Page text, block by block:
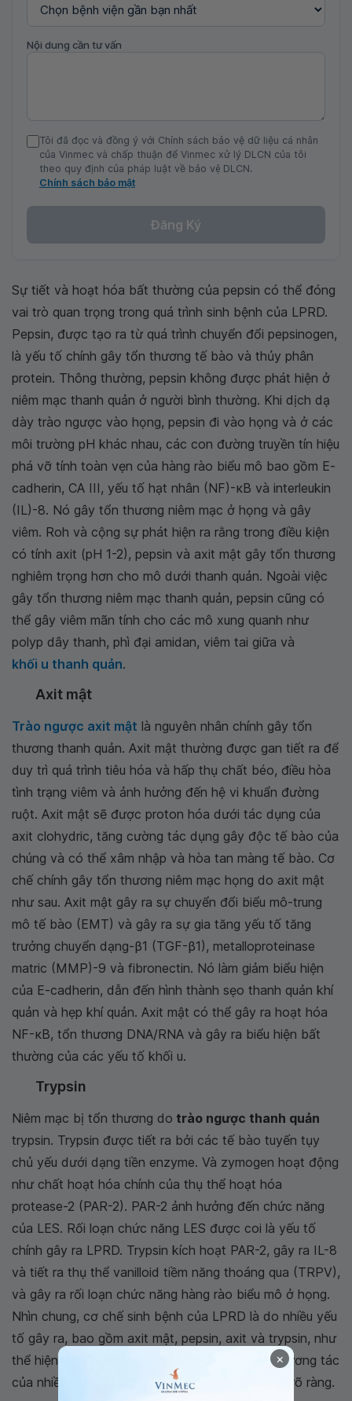
Nội dung cần tư vấn
Tôi đã đọc và đồng ý với Chính sách bảo vệ dữ liệu cá nhân
của Vinmec và chấp thuận để Vinmec xử lý DLCN của tôi
theo quy định của pháp luật về bảo vệ DLCN.
Chính sách bảo mật
Đăng Ký
Sự tiết và hoạt hóa bất thường của pepsin có thể đóng
vai trò quan trọng trong quá trình sinh bệnh của LPRD.
Pepsin, được tạo ra từ quá trình chuyển đổi pepsinogen,
là yếu tố chính gây tổn thương tế bào và thủy phân
protein. Thông thường, pepsin không được phát hiện ở
niêm mạc thanh quản ở người bình thường. Khi dịch dạ
dày trào ngược vào họng, pepsin đi vào họng và ở các
môi trường pH khác nhau, các con đường truyền tín hiệu
phá vỡ tính toàn vẹn của hàng rào biểu mô bao gồm E-
cadherin, CA III, yếu tố hạt nhân (NF)-κB và interleukin
(IL)-8. Nó gây tổn thương niêm mạc ở họng và gây
viêm. Roh và cộng sự phát hiện ra rằng trong điều kiện
có tính axit (pH 1-2), pepsin và axit mật gây tổn thương
nghiêm trọng hơn cho mô dưới thanh quản. Ngoài việc
gây tổn thương niêm mạc thanh quản, pepsin cũng có
thể gây viêm mãn tính cho các mô xung quanh như
polyp dây thanh, phì đại amidan, viêm tai giữa và
khối u thanh quản.
Axit mật
Trào ngược axit mật là nguyên nhân chính gây tổn
thương thanh quản. Axit mật thường được gan tiết ra để
duy trì quá trình tiêu hóa và hấp thụ chất béo, điều hòa
tình trạng viêm và ảnh hưởng đến hệ vi khuẩn đường
ruột. Axit mật sẽ được proton hóa dưới tác dụng của
axit clohydric, tăng cường tác dụng gây độc tế bào của
chúng và có thể xâm nhập và hòa tan màng tế bào. Cơ
chế chính gây tổn thương niêm mạc họng do axit mật
như sau. Axit mật gây ra sự chuyển đổi biểu mô-trung
mô tế bào (EMT) và gây ra sự gia tăng yếu tố tăng
trưởng chuyển dạng-β1 (TGF-β1), metalloproteinase
matric (MMP)-9 và fibronectin. Nó làm giảm biểu hiện
của E-cadherin, dẫn đến hình thành sẹo thanh quản khí
quản và hẹp khí quản. Axit mật có thể gây ra hoạt hóa
NF-κB, tổn thương DNA/RNA và gây ra biểu hiện bất
thường của các yếu tố khối u.
Trypsin
Niêm mạc bị tổn thương do trào ngược thanh quản
trypsin. Trypsin được tiết ra bởi các tế bào tuyến tụy
chủ yếu dưới dạng tiền enzyme. Và zymogen hoạt động
như chất hoạt hóa chính của thụ thể hoạt hóa
protease-2 (PAR-2). PAR-2 ảnh hưởng đến chức năng
của LES. Rối loạn chức năng LES được coi là yếu tố
chính gây ra LPRD. Trypsin kích hoạt PAR-2, gây ra IL-8
và tiết ra thụ thể vanilloid tiềm năng thoáng qua (TRPV),
và gây ra rối loạn chức năng hàng rào biểu mô ở họng.
Nhìn chung, cơ chế sinh bệnh của LPRD là do nhiều yếu
tố gây ra, bao gồm axit mật, pepsin, axit và trypsin, như
thể hiện trong hình bên dưới. Hiện tại, cơ chế tương tác
của nhiều chất trào ngược khác nhau vẫn chưa rõ ràng.
×